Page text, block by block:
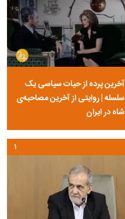
آخرین پرده از حیات سیاسی یک
سلسله | روایتی از آخرین مصاحبه‌ی
شاه در ایران
۱